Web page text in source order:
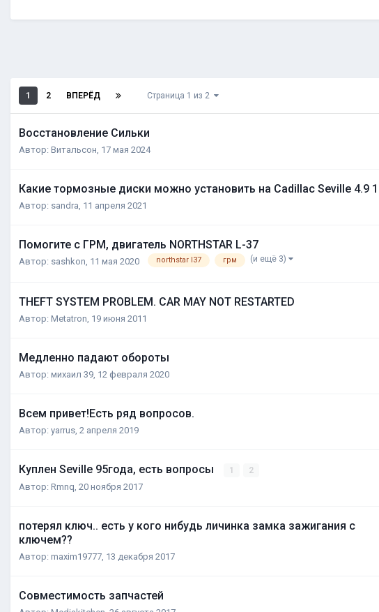
1 2 ВПЕРЁД Страница 1 из 2
Восстановление Сильки
Автор: Витальсон 17 мая 2024
Какие тормозные диски можно установить на Cadillac Seville 4.9
Автор: sandra 11 апреля 2021
Помогите с ГРМ, двигатель NORTHSTAR L-37
Автор: sashkon 11 мая 2020 northstar l37 грм (и ещё 3)
THEFT SYSTEM PROBLEM. CAR MAY NOT RESTARTED
Автор: Metatron 19 июня 2011
Медленно падают обороты
Автор: михаил 39 12 февраля 2020
Всем привет!Есть ряд вопросов.
Автор: yarrus 2 апреля 2019
Куплен Seville 95года, есть вопросы 1 2
Автор: Rmnq 20 ноября 2017
потерял ключ.. есть у кого нибудь личинка замка зажигания с
ключем??
Автор: maxim19777 13 декабря 2017
Совместимость запчастей